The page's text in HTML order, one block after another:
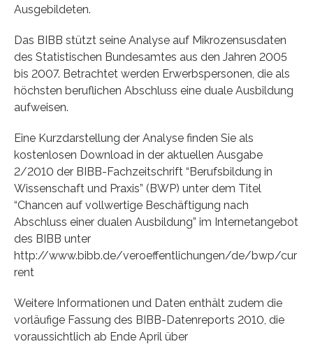
Ausgebildeten.
Das BIBB stützt seine Analyse auf Mikrozensusdaten
des Statistischen Bundesamtes aus den Jahren 2005
bis 2007. Betrachtet werden Erwerbspersonen, die als
höchsten beruflichen Abschluss eine duale Ausbildung
aufweisen.
Eine Kurzdarstellung der Analyse finden Sie als
kostenlosen Download in der aktuellen Ausgabe
2/2010 der BIBB-Fachzeitschrift “Berufsbildung in
Wissenschaft und Praxis” (BWP) unter dem Titel
“Chancen auf vollwertige Beschäftigung nach
Abschluss einer dualen Ausbildung” im Internetangebot
des BIBB unter
http://www.bibb.de/veroeffentlichungen/de/bwp/cur
rent
Weitere Informationen und Daten enthält zudem die
vorläufige Fassung des BIBB-Datenreports 2010, die
voraussichtlich ab Ende April über